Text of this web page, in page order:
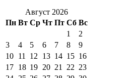
Август 2026
Пн Вт Ср Чт Пт Сб Вс
1
2
3
4 5 6 7 8
9
10 11 12 13 14 15 16
17 18 19 20 21 22 23